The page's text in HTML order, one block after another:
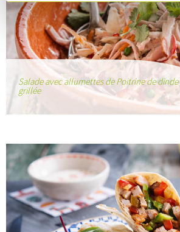
Salade avec allumettes de Poitrine de dinde
grillée